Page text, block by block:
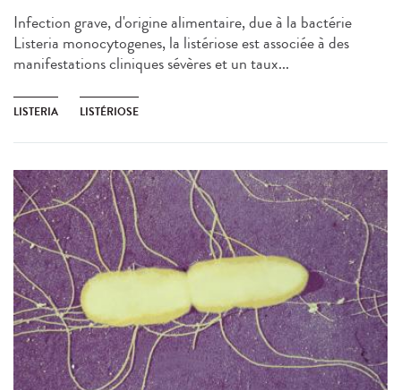
Infection grave, d'origine alimentaire, due à la bactérie
Listeria monocytogenes, la listériose est associée à des
manifestations cliniques sévères et un taux...
LISTERIA LISTÉRIOSE